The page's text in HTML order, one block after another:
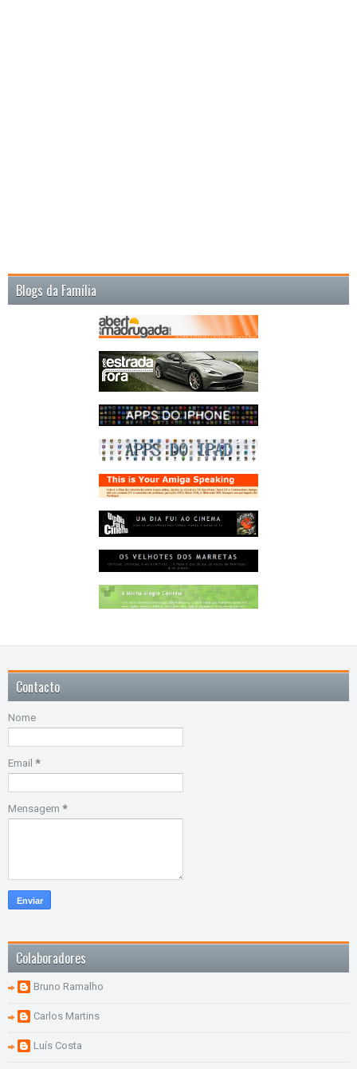
Blogs da Família
Contacto
Nome
Email *
Mensagem *
Colaboradores
Bruno Ramalho
Carlos Martins
Luís Costa